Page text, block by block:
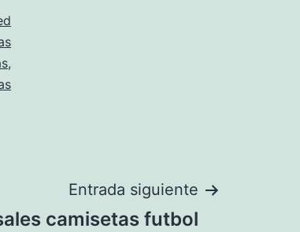
,
Entrada siguiente
camisetas futbol